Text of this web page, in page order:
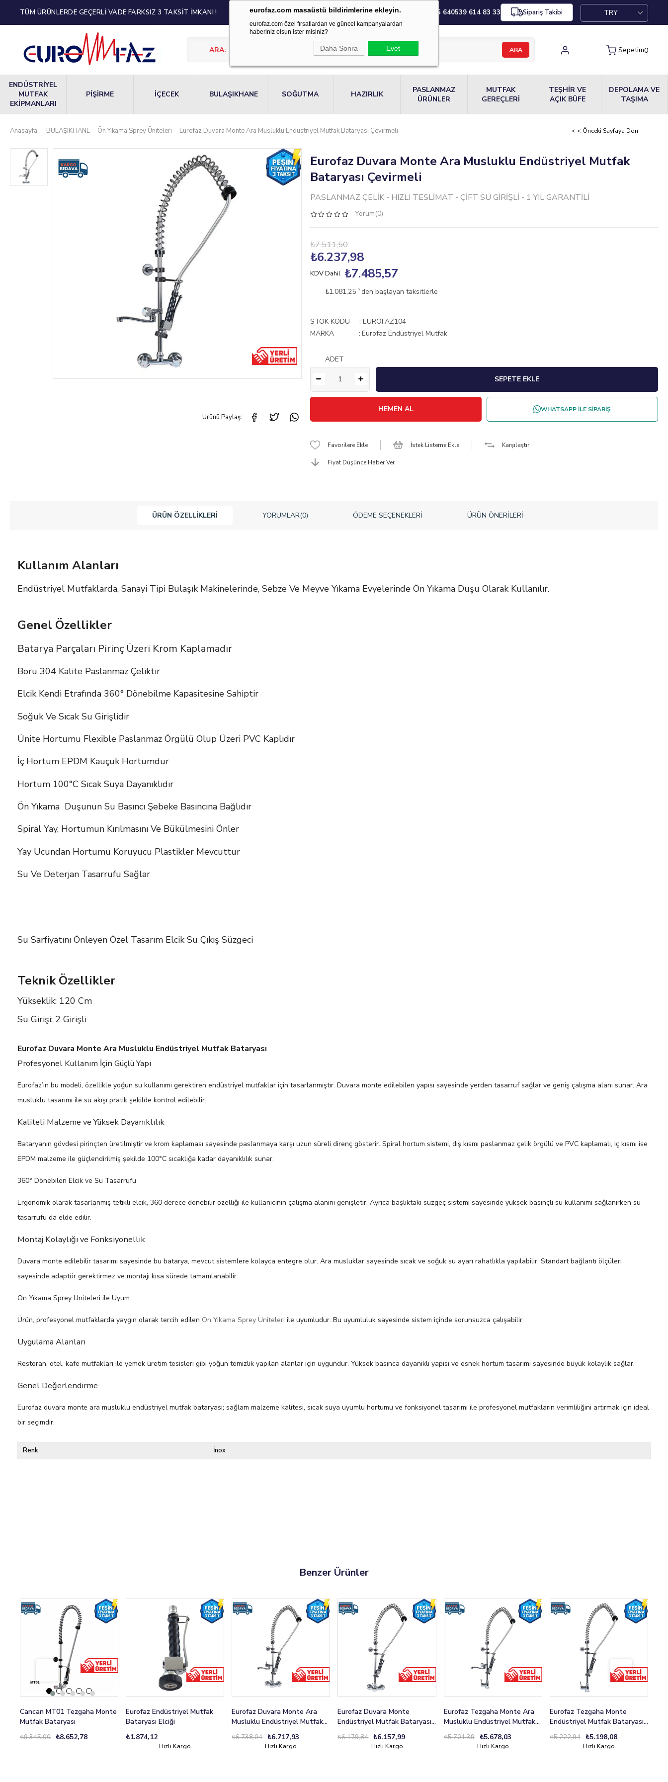
eurofaz.com masaüstü bildirimlerine ekleyin.
eurofaz.com özel fırsatlardan ve güncel kampanyalardan
haberiniz olsun ister misiniz?
Daha Sonra Evet
TÜM ÜRÜNLERDE GEÇERLİ VADE FARKSIZ 3 TAKSİT İMKANI ! 0850 220 55 640539 614 83 33 Sipariş Takibi TRY
Sepetim0
ENDÜSTRİYEL
MUTFAK
EKİPMANLARI
PİŞİRME İÇECEK BULAŞIKHANE SOĞUTMA HAZIRLIK
PASLANMAZ
ÜRÜNLER
MUTFAK
GEREÇLERİ
TEŞHİR VE
AÇIK BÜFE
DEPOLAMA VE
TAŞIMA
Anasayfa BULAŞIKHANE Ön Yıkama Sprey Üniteleri Eurofaz Duvara Monte Ara Musluklu Endüstriyel Mutfak Bataryası Çevirmeli < < Önceki Sayfaya Dön
Ürünü Paylaş:
Eurofaz Duvara Monte Ara Musluklu Endüstriyel Mutfak
Bataryası Çevirmeli
PASLANMAZ ÇELİK - HIZLI TESLİMAT - ÇİFT SU GİRİŞLİ - 1 YIL GARANTİLİ
Yorum(0)
₺7.511,50
₺6.237,98
KDV Dahil ₺7.485,57
₺1.081,25 `den başlayan taksitlerle
STOK KODU
EUROFAZ104
MARKA
: Eurofaz Endüstriyel Mutfak
ADET
WHATSAPP İLE SİPARİŞ
Favorilere Ekle İstek Listeme Ekle Karşılaştır
Fiyat Düşünce Haber Ver
ÜRÜN ÖZELLIKLERI YORUMLAR(0) ÖDEME SEÇENEKLERI ÜRÜN ÖNERILERI
Kullanım Alanları
Endüstriyel Mutfaklarda, Sanayi Tipi Bulaşık Makinelerinde, Sebze Ve Meyve Yıkama Evyelerinde Ön Yıkama Duşu Olarak Kullanılır.
Genel Özellikler
Batarya Parçaları Pirinç Üzeri Krom Kaplamadır
Boru 304 Kalite Paslanmaz Çeliktir
Elcik Kendi Etrafında 360° Dönebilme Kapasitesine Sahiptir
Soğuk Ve Sıcak Su Girişlidir
Ünite Hortumu Flexible Paslanmaz Örgülü Olup Üzeri PVC Kaplıdır
İç Hortum EPDM Kauçuk Hortumdur
Hortum 100°C Sıcak Suya Dayanıklıdır
Ön Yıkama Duşunun Su Basıncı Şebeke Basıncına Bağlıdır
Spiral Yay, Hortumun Kırılmasını Ve Bükülmesini Önler
Yay Ucundan Hortumu Koruyucu Plastikler Mevcuttur
Su Ve Deterjan Tasarrufu Sağlar
Su Sarfiyatını Önleyen Özel Tasarım Elcik Su Çıkış Süzgeci
Teknik Özellikler
Yükseklik: 120 Cm
Su Girişi: 2 Girişli
Eurofaz Duvara Monte Ara Musluklu Endüstriyel Mutfak Bataryası
Profesyonel Kullanım İçin Güçlü Yapı
Eurofaz’ın bu modeli, özellikle yoğun su kullanımı gerektiren endüstriyel mutfaklar için tasarlanmıştır. Duvara monte edilebilen yapısı sayesinde yerden tasarruf sağlar ve geniş çalışma alanı sunar. Ara
musluklu tasarımı ile su akışı pratik şekilde kontrol edilebilir.
Kaliteli Malzeme ve Yüksek Dayanıklılık
Bataryanın gövdesi pirinçten üretilmiştir ve krom kaplaması sayesinde paslanmaya karşı uzun süreli direnç gösterir. Spiral hortum sistemi, dış kısmı paslanmaz çelik örgülü ve PVC kaplamalı, iç kısmı ise
EPDM malzeme ile güçlendirilmiş şekilde 100°C sıcaklığa kadar dayanıklılık sunar.
360° Dönebilen Elcik ve Su Tasarrufu
Ergonomik olarak tasarlanmış tetikli elcik, 360 derece dönebilir özelliği ile kullanıcının çalışma alanını genişletir. Ayrıca başlıktaki süzgeç sistemi sayesinde yüksek basınçlı su kullanımı sağlanırken su
tasarrufu da elde edilir.
Montaj Kolaylığı ve Fonksiyonellik
Duvara monte edilebilir tasarımı sayesinde bu batarya, mevcut sistemlere kolayca entegre olur. Ara musluklar sayesinde sıcak ve soğuk su ayarı rahatlıkla yapılabilir. Standart bağlantı ölçüleri
sayesinde adaptör gerektirmez ve montajı kısa sürede tamamlanabilir.
Ön Yıkama Sprey Üniteleri ile Uyum
Ürün, profesyonel mutfaklarda yaygın olarak tercih edilen Ön Yıkama Sprey Üniteleri ile uyumludur. Bu uyumluluk sayesinde sistem içinde sorunsuzca çalışabilir.
Uygulama Alanları
Restoran, otel, kafe mutfakları ile yemek üretim tesisleri gibi yoğun temizlik yapılan alanlar için uygundur. Yüksek basınca dayanıklı yapısı ve esnek hortum tasarımı sayesinde büyük kolaylık sağlar.
Genel Değerlendirme
Eurofaz duvara monte ara musluklu endüstriyel mutfak bataryası; sağlam malzeme kalitesi, sıcak suya uyumlu hortumu ve fonksiyonel tasarımı ile profesyonel mutfakların verimliliğini artırmak için ideal
bir seçimdir.
Renk İnox
Benzer Ürünler
Cancan MT01 Tezgaha Monte
Mutfak Bataryası
₺8.652,78
₺9.345,00
Eurofaz Endüstriyel Mutfak
Bataryası Elciği
₺1.874,12
Hızlı Kargo
Eurofaz Duvara Monte Ara
Musluklu Endüstriyel Mutfak
₺6.717,93
₺6.738,04
Hızlı Kargo
Eurofaz Duvara Monte
Endüstriyel Mutfak Bataryası
₺6.157,99
₺6.179,84
Hızlı Kargo
Eurofaz Tezgaha Monte Ara
Musluklu Endüstriyel Mutfak
₺5.678,03
₺5.701,39
Hızlı Kargo
Eurofaz Tezgaha Monte
Endüstriyel Mutfak Bataryası
₺5.198,08
₺5.222,94
Hızlı Kargo